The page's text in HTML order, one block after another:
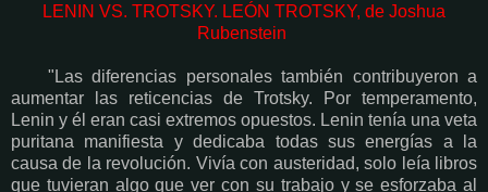
LENIN VS. TROTSKY. LEÓN TROTSKY, de Joshua
Rubenstein
"Las diferencias personales también contribuyeron a
aumentar las reticencias de Trotsky. Por temperamento,
Lenin y él eran casi extremos opuestos. Lenin tenía una veta
puritana manifiesta y dedicaba todas sus energías a la
causa de la revolución. Vivía con austeridad, solo leía libros
que tuvieran algo que ver con su trabajo y se esforzaba al